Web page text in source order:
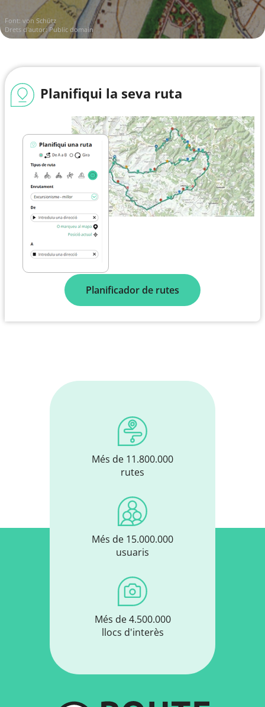
Font: von Schütz
Drets d'autor: Public domain
Planifiqui la seva ruta
Planificador de rutes
Més de 11.800.000
rutes
Més de 15.000.000
usuaris
Més de 4.500.000
llocs d'interès